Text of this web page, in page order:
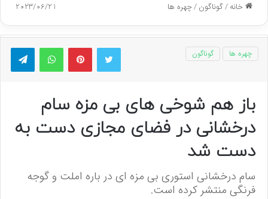
خانه/گوناگون/چهره ها 2023/06/21
توییتر پینتریستواتس آپ
چهره ها گوناگون
باز هم شوخی های بی مزه سام
درخشانی در فضای مجازی دست به
دست شد
سام درخشانی استوری بی مزه ای در باره املت و گوجه
فرنگی منتشر کرده است.